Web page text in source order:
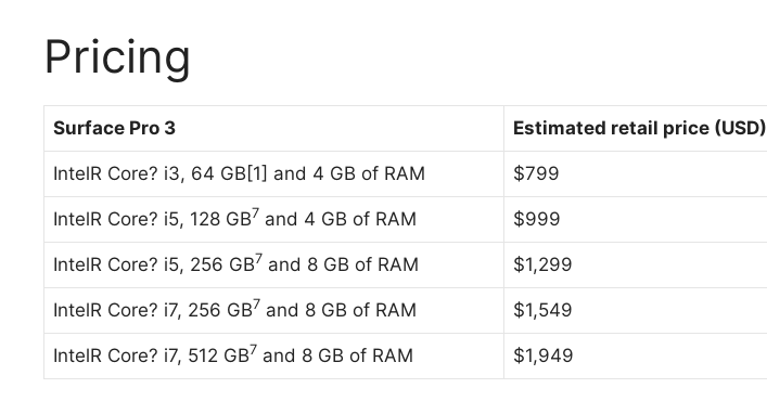
Pricing
Surface Pro 3 Estimated retail price (USD)
IntelR Core? i3, 64 GB[1] and 4 GB of RAM $799
IntelR Core? i5, 128 GB7 and 4 GB of RAM $999
IntelR Core? i5, 256 GB7 and 8 GB of RAM $1,299
IntelR Core? i7, 256 GB7 and 8 GB of RAM $1,549
IntelR Core? i7, 512 GB7 and 8 GB of RAM $1,949